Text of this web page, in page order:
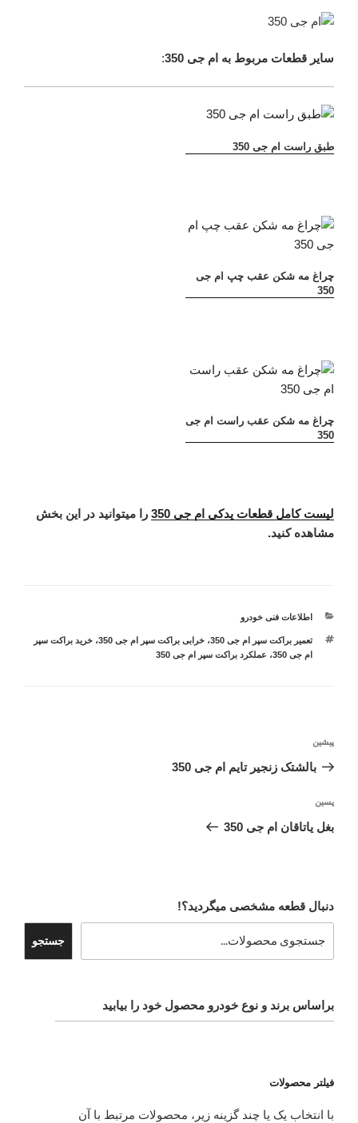
سایر قطعات مربوط به ام جی 350 :
طبق راست ام جی 350
چراغ مه شکن عقب چپ ام جی
350
چراغ مه شکن عقب راست ام جی
350
لیست کامل قطعات یدکی ام جی 350
را میتوانید در این بخش
مشاهده کنید.
دسته‌ها
اطلاعات فنی خودرو
برچسب‌ها
تعمیر براکت سپر ام جی 350 ،خرابی براکت سپر ام جی 350 ،خرید براکت سپر
ام جی 350
، عملکرد براکت سپر ام جی 350
نوشته
قبلی
پیشین
بالشتک زنجیر تایم ام جی 350
نوشته‌ٔ
بعدی
پسین
بغل یاتاقان ام جی 350
دنبال قطعه مشخصی میگردید؟!
جستجو
براساس برند و نوع خودرو محصول خود را بیابید
فیلتر محصولات
با انتخاب یک یا چند گزینه زیر، محصولات مرتبط با آن